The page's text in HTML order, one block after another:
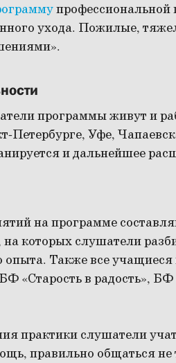
профессиональной
ухода. Пожилые,
программы живут и
Петербурге, Уфе,
и дальнейшее
на программе
которых слушатели
опыта. Также все
«Старость в радость»,
практики слушатели
правильно общаться